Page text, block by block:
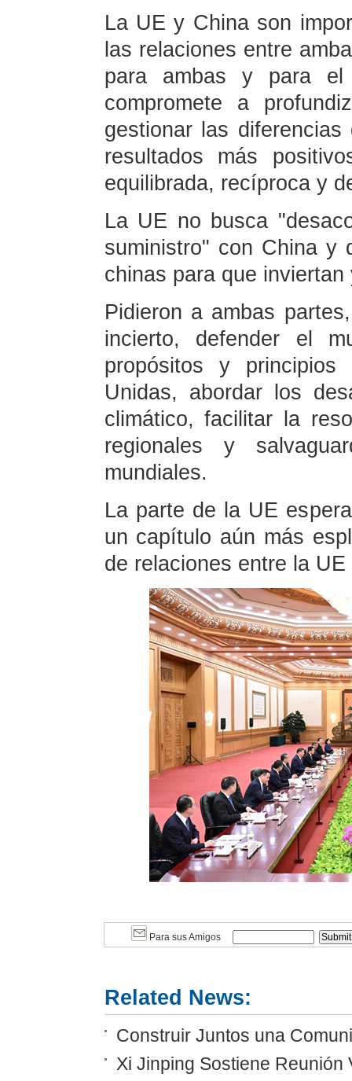
La UE y China son
las relaciones entre
para ambas y para
compromete a
gestionar las
resultados más
equilibrada, recíproca y
La UE no busca
suministro" con China y
chinas para que
Pidieron a ambas
incierto, defender el
propósitos y
Unidas, abordar los
climático, facilitar la
regionales y
mundiales.
La parte de la UE
un capítulo aún más
de relaciones entre la
Para sus Amigos
Related News:
Construir Juntos una
Xi Jinping Sostiene Reunión